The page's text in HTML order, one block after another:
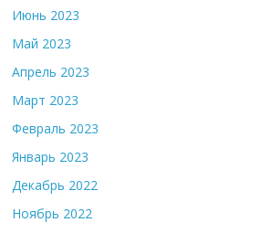
Июнь 2023
Май 2023
Апрель 2023
Март 2023
Февраль 2023
Январь 2023
Декабрь 2022
Ноябрь 2022